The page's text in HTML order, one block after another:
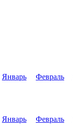
Январь Февраль
Январь Февраль